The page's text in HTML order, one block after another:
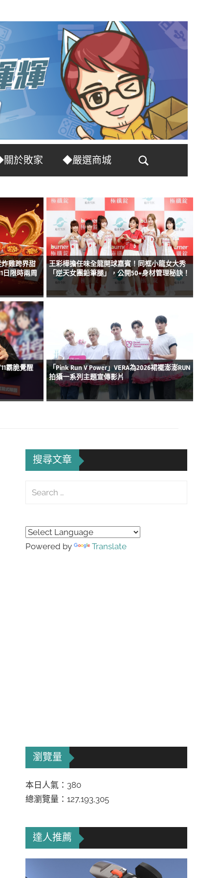
於敗家
◆嚴選商城
Search
雞跨界甜
日限時兩周
王彩樺擔任味全龍開球嘉賓！同框小龍女大秀
「逆天女團鉛筆腿」，公開50+身材管理秘訣！
霸脆覺醒
「Pink Run V Power」VERA為2026裙襬澎澎RUN
拍攝一系列主題宣傳影片
搜尋文章
Search
Powered by Translate
瀏覽量
本日人氣：380
總瀏覽量：127,193,305
達人推薦